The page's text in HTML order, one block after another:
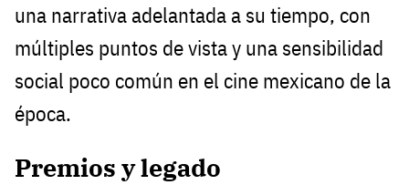
una narrativa adelantada a su tiempo, con
múltiples puntos de vista y una sensibilidad
social poco común en el cine mexicano de la
época.
Premios y legado